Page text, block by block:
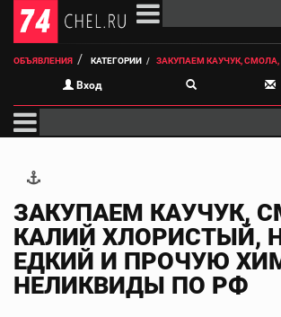
ОБЪЯВЛЕНИЯ КАТЕГОРИИ ЗАКУПАЕМ КАУЧУК,
Вход
ЗАКУПАЕМ КАУЧУК,
КАЛИЙ ХЛОРИСТЫЙ,
ЕДКИЙ И ПРОЧУЮ
НЕЛИКВИДЫ ПО РФ